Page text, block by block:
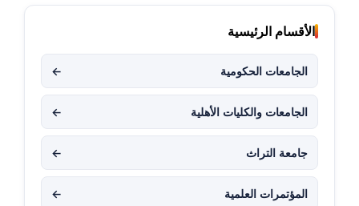
الأقسام الرئيسية
الجامعات الحكومية ←
الجامعات والكليات الأهلية ←
جامعة التراث ←
المؤتمرات العلمية ←